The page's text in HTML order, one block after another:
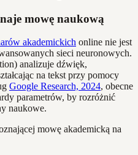
mowę naukową
akademickich online nie jest
sieci neuronowych.
analizuje dźwięk,
na tekst przy pomocy
Google Research, 2024, obecne
parametrów, by rozróżnić
naukowe.